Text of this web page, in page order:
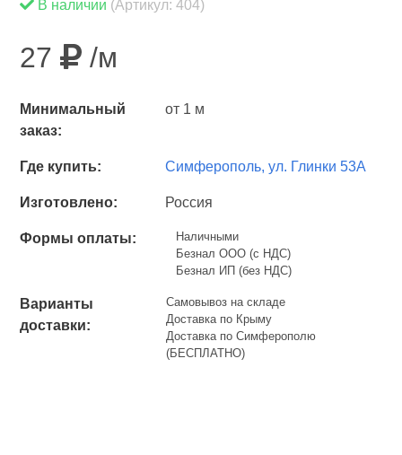
В наличии (Артикул: 404)
27 /м
Минимальный
заказ:
от 1 м
Где купить: Симферополь, ул. Глинки 53А
Изготовлено: Россия
Формы оплаты:
Наличными
Безнал ООО (с НДС)
Безнал ИП (без НДС)
Варианты
доставки:
Самовывоз на складе
Доставка по Крыму
Доставка по Симферополю
(БЕСПЛАТНО)